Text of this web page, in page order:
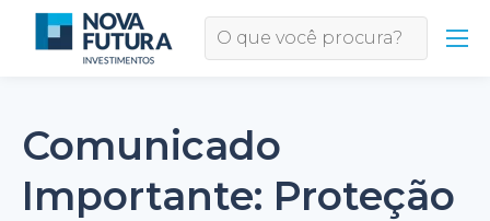
Comunicado
Importante: Proteção